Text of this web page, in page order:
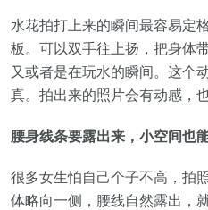
水花拍打上来的瞬间最容易定
板。可以双手往上扬，把身体
又或者是在玩水的瞬间。这个
真。拍出来的照片会有动感，
腰身线条要露出来，小空间也
很多女生怕自己个子不高，拍
体略向一侧，腰线自然露出，